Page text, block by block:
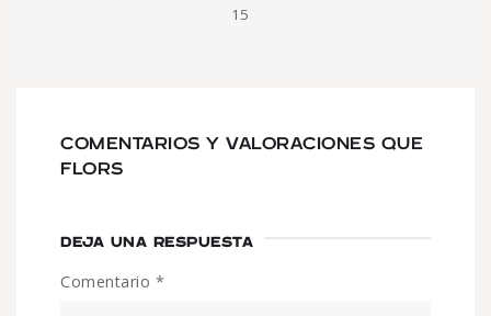
15
COMENTARIOS Y VALORACIONES QUE
FLORS
DEJA UNA RESPUESTA
Comentario *